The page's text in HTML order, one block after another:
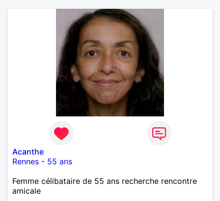
Acanthe
Rennes - 55 ans
Femme célibataire de 55 ans recherche rencontre
amicale